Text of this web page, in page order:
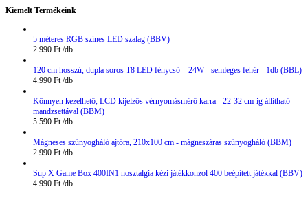
Kiemelt Termékeink
5 méteres RGB színes LED szalag (BBV)
2.990 Ft
120 cm hosszú, dupla soros T8 LED fénycső – 24W - semleges fehér - 1db (BBL)
4.990 Ft
Könnyen kezelhető, LCD kijelzős vérnyomásmérő karra - 22-32 cm-ig állítható
mandzsettával (BBM)
5.590 Ft
Mágneses szúnyogháló ajtóra, 210x100 cm - mágneszáras szúnyogháló (BBM)
2.990 Ft
Sup X Game Box 400IN1 nosztalgia kézi játékkonzol 400 beépített játékkal (BBV)
4.990 Ft